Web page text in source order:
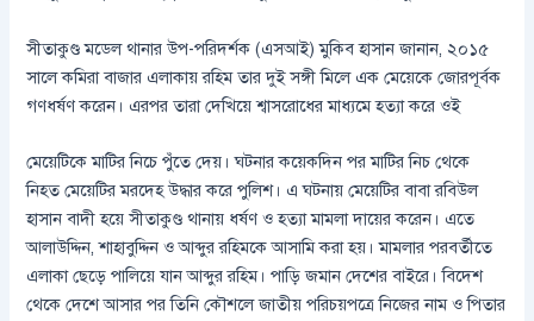
সীতাকুণ্ড মডেল থানার উপ-পরিদর্শক (এসআই) মুকিব হাসান জানান, ২০১৫
সালে কমিরা বাজার এলাকায় রহিম তার দুই সঙ্গী মিলে এক মেয়েকে জোরপূর্বক
গণধর্ষণ করেন। এরপর তারা দেখিয়ে শ্বাসরোধের মাধ্যমে হত্যা করে ওই
মেয়েটিকে মাটির নিচে পুঁতে দেয়। ঘটনার কয়েকদিন পর মাটির নিচ থেকে
নিহত মেয়েটির মরদেহ উদ্ধার করে পুলিশ। এ ঘটনায় মেয়েটির বাবা রবিউল
হাসান বাদী হয়ে সীতাকুণ্ড থানায় ধর্ষণ ও হত্যা মামলা দায়ের করেন। এতে
আলাউদ্দিন, শাহাবুদ্দিন ও আব্দুর রহিমকে আসামি করা হয়। মামলার পরবর্তীতে
এলাকা ছেড়ে পালিয়ে যান আব্দুর রহিম। পাড়ি জমান দেশের বাইরে। বিদেশ
থেকে দেশে আসার পর তিনি কৌশলে জাতীয় পরিচয়পত্রে নিজের নাম ও পিতার